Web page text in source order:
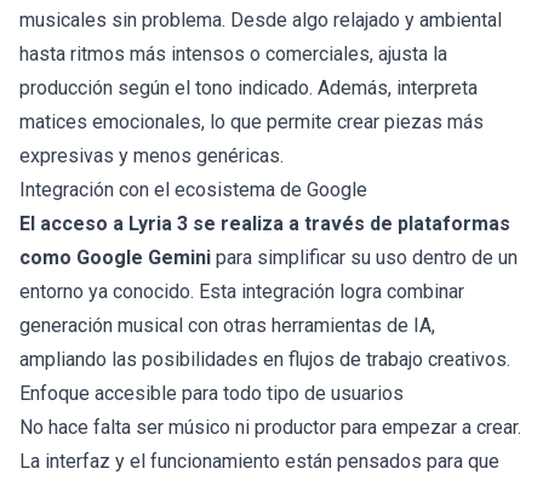
musicales sin problema. Desde algo relajado y ambiental
hasta ritmos más intensos o comerciales, ajusta la
producción según el tono indicado. Además, interpreta
matices emocionales, lo que permite crear piezas más
expresivas y menos genéricas.
Integración con el ecosistema de Google
El acceso a Lyria 3 se realiza a través de plataformas
como Google Gemini para simplificar su uso dentro de un
entorno ya conocido. Esta integración logra combinar
generación musical con otras herramientas de IA,
ampliando las posibilidades en flujos de trabajo creativos.
Enfoque accesible para todo tipo de usuarios
No hace falta ser músico ni productor para empezar a crear.
La interfaz y el funcionamiento están pensados para que